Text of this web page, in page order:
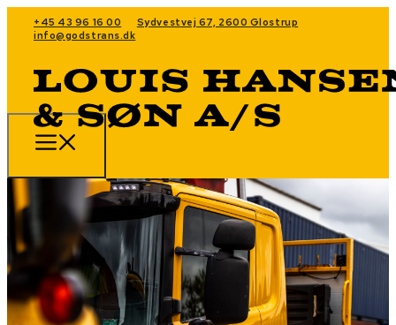
+45 43 96 16 00
Sydvestvej 67, 2600 Glostrup
info@godstrans.dk